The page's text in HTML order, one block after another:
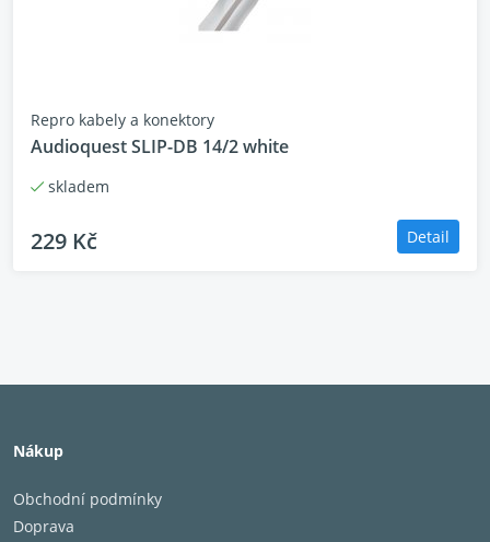
Menší model regálové reprosoustavy Monitor Audio
Bronze 50 je vhodný do menších místností.
Repro kabely a konektory
Audioquest SLIP-DB 14/2 white
skladem
229 Kč Detail
Nákup
Obchodní podmínky
Doprava